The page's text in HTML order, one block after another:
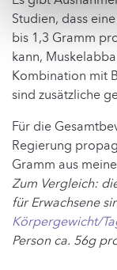
Studien, dass
bis 1,3 Gramm
kann,
Kombination mit
sind zusätzliche
Für die
Regierung
Gramm aus
Zum Vergleich:
für Erwachsene
Körpergewicht/
Person ca. 56g